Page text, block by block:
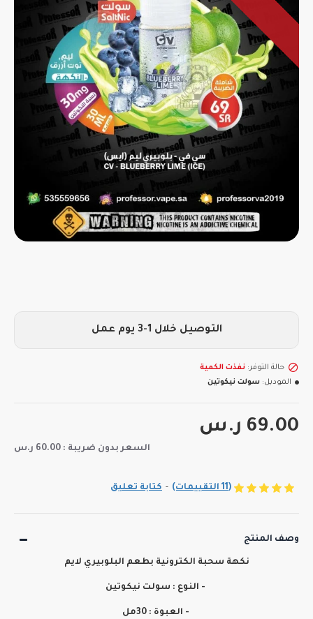
(11 التقييمات) - كتابة تعليق
69.00 ر.س
السعر بدون ضريبة : 60.00 ر.س
حالة التوفر: نفذت الكمية
الموديل: سولت نيكوتين
التوصيل خلال 1-3 يوم عمل
وصف المنتج
نكهة سحبة الكترونية بطعم البلوبيري لايم
- النوع : سولت نيكوتين
- العبوة : 30مل